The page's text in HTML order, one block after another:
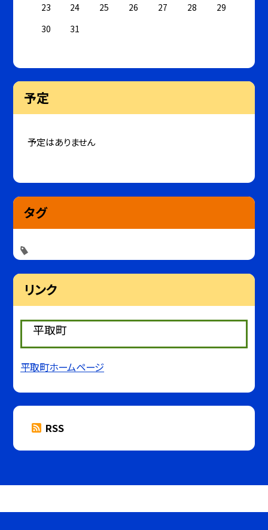
23
24 25 26 27 28
29
30
31
予定
予定はありません
タグ
リンク
平取町
平取町ホームページ
RSS